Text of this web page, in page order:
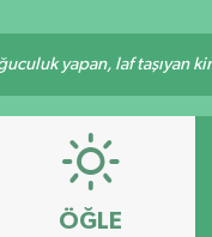
yapan, laf taşıyan
ÖĞLE